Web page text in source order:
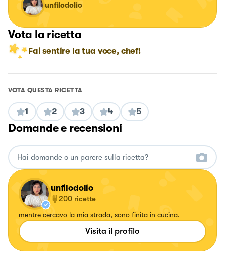
unfilodolio
Vota la ricetta
Fai sentire la tua voce, chef!
VOTA QUESTA RICETTA
1 2 3 4 5
Domande e recensioni
unfilodolio
200 ricette
mentre cercavo la mia strada, sono finita in cucina.
Visita il profilo